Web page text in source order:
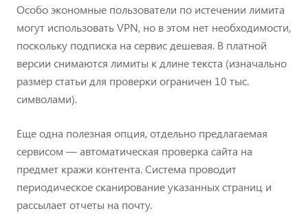
Особо экономные пользователи по истечении лимита
могут использовать VPN, но в этом нет необходимости,
поскольку подписка на сервис дешевая. В платной
версии снимаются лимиты к длине текста (изначально
размер статьи для проверки ограничен 10 тыс.
символами).
Еще одна полезная опция, отдельно предлагаемая
сервисом — автоматическая проверка сайта на
предмет кражи контента. Система проводит
периодическое сканирование указанных страниц и
рассылает отчеты на почту.